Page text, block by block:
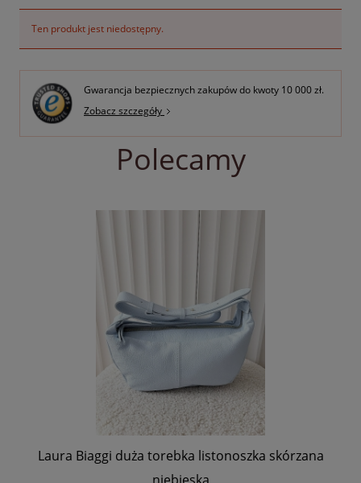
Ten produkt jest niedostępny.
Gwarancja bezpiecznych zakupów do kwoty 10 000 zł.
Zobacz szczegóły
Polecamy
Biaggi duża torebka listonoszka skórzana
Laura